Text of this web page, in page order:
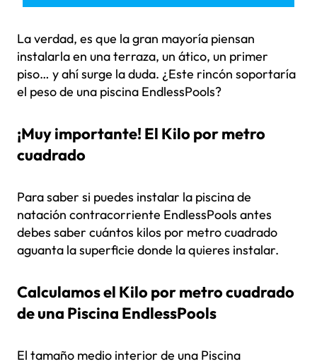
La verdad, es que la gran mayoría piensan
instalarla en una terraza, un ático, un primer
piso… y ahí surge la duda. ¿Este rincón soportaría
el peso de una piscina EndlessPools?
¡Muy importante! El Kilo por metro
cuadrado
Para saber si puedes instalar la piscina de
natación contracorriente EndlessPools antes
debes saber cuántos kilos por metro cuadrado
aguanta la superficie donde la quieres instalar.
Calculamos el Kilo por metro cuadrado
de una Piscina EndlessPools
El tamaño medio interior de una Piscina